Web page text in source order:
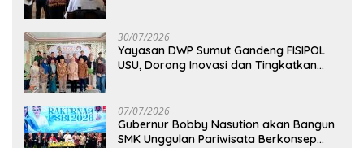
30/07/2026
Yayasan DWP Sumut Gandeng FISIPOL
USU, Dorong Inovasi dan Tingkatkan
07/07/2026
Gubernur Bobby Nasution akan Bangun
SMK Unggulan Pariwisata Berkonsep